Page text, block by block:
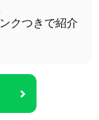
クつきで紹介